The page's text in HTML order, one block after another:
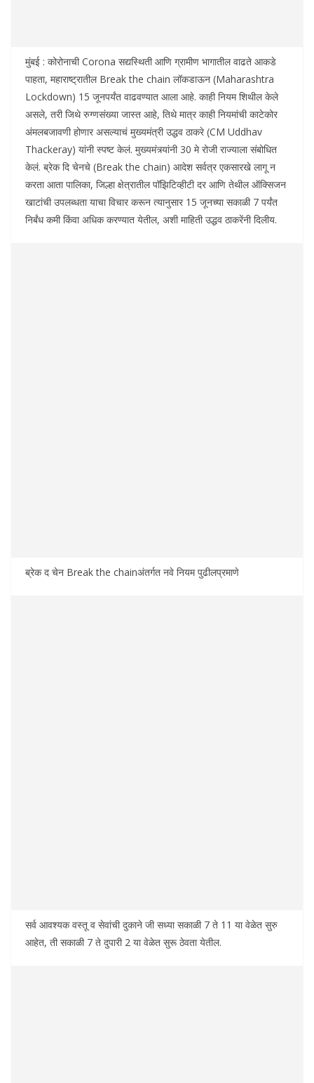
मुंबई : कोरोनाची Corona सद्यस्थिती आणि ग्रामीण भागातील वाढते आकडे
पाहता, महाराष्ट्रातील Break the chain लॉकडाऊन (Maharashtra
Lockdown) 15 जूनपर्यंत वाढवण्यात आला आहे. काही नियम शिथील केले
असले, तरी जिथे रुग्णसंख्या जास्त आहे, तिथे मात्र काही नियमांची काटेकोर
अंमलबजावणी होणार असल्याचं मुख्यमंत्री उद्धव ठाकरे (CM Uddhav
Thackeray) यांनी स्पष्ट केलं. मुख्यमंत्र्यांनी 30 मे रोजी राज्याला संबोधित
केलं. ब्रेक दि चेनचे (Break the chain) आदेश सर्वत्र एकसारखे लागू न
करता आता पालिका, जिल्हा क्षेत्रातील पॉझिटिव्हीटी दर आणि तेथील ऑक्सिजन
खाटांची उपलब्धता याचा विचार करून त्यानुसार 15 जूनच्या सकाळी 7 पर्यंत
निर्बंध कमी किंवा अधिक करण्यात येतील, अशी माहिती उद्धव ठाकरेंनी दिलीय.
ब्रेक द चेन Break the chainअंतर्गत नवे नियम पुढीलप्रमाणे
सर्व आवश्यक वस्तू व सेवांची दुकाने जी सध्या सकाळी 7 ते 11 या वेळेत सुरु
आहेत, ती सकाळी 7 ते दुपारी 2 या वेळेत सुरू ठेवता येतील.